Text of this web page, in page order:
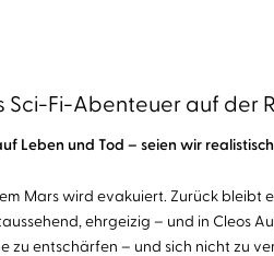
Sci-Fi-Abenteuer auf der
Leben und Tod – seien wir
Mars wird evakuiert. Zurück bleibt
ehrgeizig – und in Cleos
zu entschärfen – und sich nicht zu